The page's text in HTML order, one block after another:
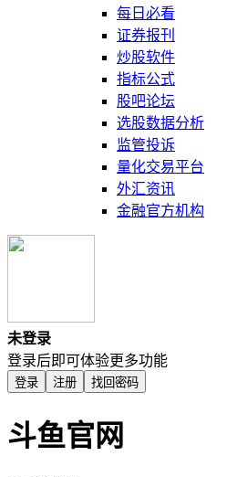
每日必看
证券报刊
炒股软件
指标公式
股吧论坛
选股数据分析
监管投诉
量化交易平台
外汇资讯
金融官方机构
未登录
登录后即可体验更多功能
登录 注册 找回密码
斗鱼官网